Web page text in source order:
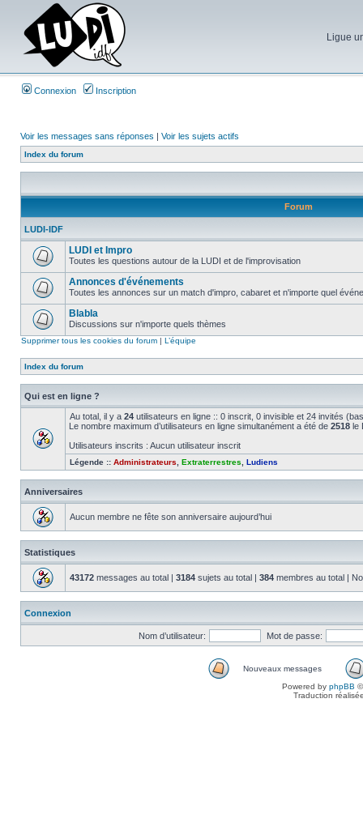
Ligue
Connexion Inscription
Voir les messages sans réponses | Voir les sujets actifs
Index du forum
Forum
LUDI-IDF
LUDI et Impro
Toutes les questions autour de la LUDI et de l'improvisation
Annonces d'événements
Toutes les annonces sur un match d'impro, cabaret et n'importe quel
Blabla
Discussions sur n'importe quels thèmes
Supprimer tous les cookies du forum | L’équipe
Index du forum
Qui est en ligne ?
Au total, il y a 24 utilisateurs en ligne :: 0 inscrit, 0 invisible et 24 invités
Le nombre maximum d’utilisateurs en ligne simultanément a été de 2518 le
Utilisateurs inscrits : Aucun utilisateur inscrit
Légende :: Administrateurs Extraterrestres Ludiens
Anniversaires
Aucun membre ne fête son anniversaire aujourd’hui
Statistiques
43172 messages au total | 3184 sujets au total | 384 membres au total |
Connexion
Nom d’utilisateur: Mot de passe:
Nouveaux messages
Powered by phpBB
Traduction